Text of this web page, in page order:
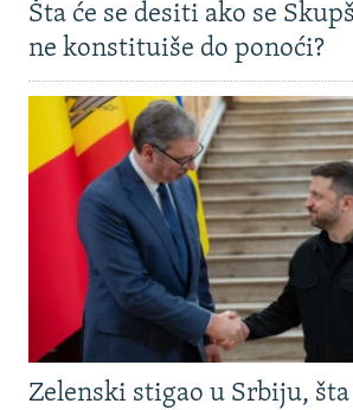
Šta će se desiti ako se
ne konstituiše do ponoći?
Zelenski stigao u Srbiju,